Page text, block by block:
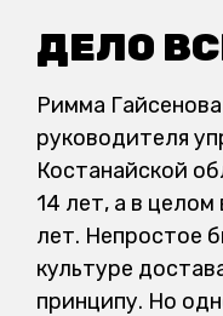
ДЕЛО
Римма
руководителя
Костанайской
14 лет, а в
лет. Непростое
культуре
принципу. Но